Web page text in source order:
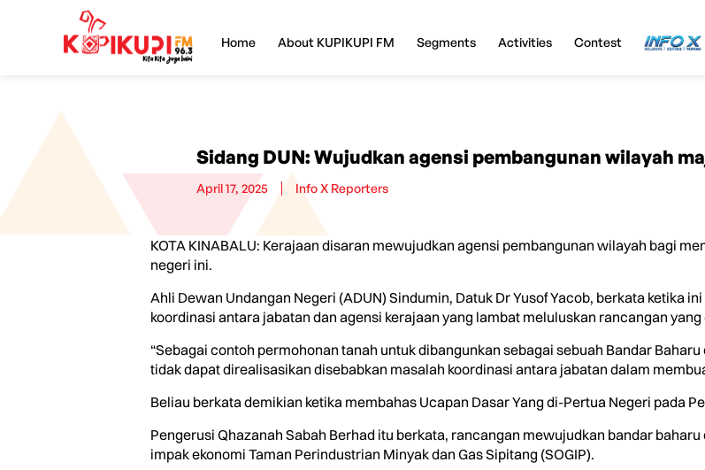
Home About KUPIKUPI FM Segments Activities Contest InfoX
Sidang DUN: Wujudkan agensi pembangunan wilayah
April 17, 2025 Info X Reporters
KOTA KINABALU: Kerajaan disaran mewujudkan agensi pembangunan wilayah bagi
negeri ini.
Ahli Dewan Undangan Negeri (ADUN) Sindumin, Datuk Dr Yusof Yacob, berkata ketika
koordinasi antara jabatan dan agensi kerajaan yang lambat meluluskan rancangan yang
“Sebagai contoh permohonan tanah untuk dibangunkan sebagai sebuah Bandar
tidak dapat direalisasikan disebabkan masalah koordinasi antara jabatan dalam
Beliau berkata demikian ketika membahas Ucapan Dasar Yang di-Pertua Negeri pada
Pengerusi Qhazanah Sabah Berhad itu berkata, rancangan mewujudkan bandar
impak ekonomi Taman Perindustrian Minyak dan Gas Sipitang (SOGIP).